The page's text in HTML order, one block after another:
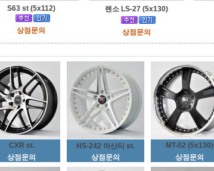
S63 st (5x112)
상점문의
렌소 LS-27 (5x130)
상점문의
CXR st.
상점문의
HS-242 아산티 st.
상점문의
MT-02 (5x130)
상점문의